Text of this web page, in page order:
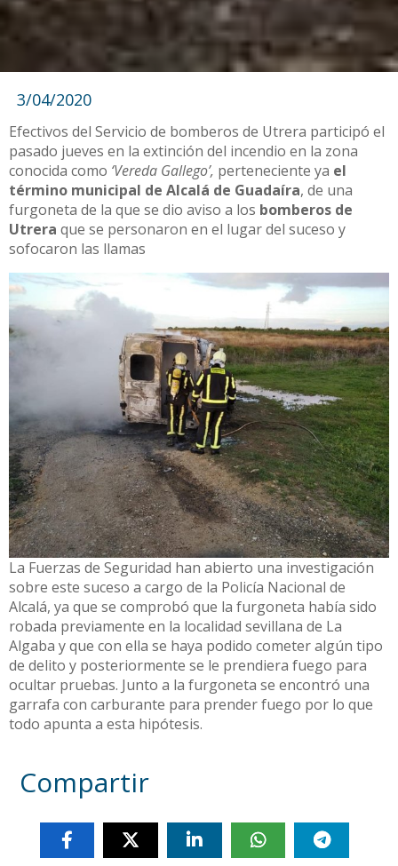
3/04/2020
Efectivos del Servicio de bomberos de Utrera participó el
pasado jueves en la extinción del incendio en la zona
conocida como ‘Vereda Gallego’, perteneciente ya el
término municipal de Alcalá de Guadaíra, de una
furgoneta de la que se dio aviso a los bomberos de
Utrera que se personaron en el lugar del suceso y
sofocaron las llamas
La Fuerzas de Seguridad han abierto una investigación
sobre este suceso a cargo de la Policía Nacional de
Alcalá, ya que se comprobó que la furgoneta había sido
robada previamente en la localidad sevillana de La
Algaba y que con ella se haya podido cometer algún tipo
de delito y posteriormente se le prendiera fuego para
ocultar pruebas. Junto a la furgoneta se encontró una
garrafa con carburante para prender fuego por lo que
todo apunta a esta hipótesis.
Compartir